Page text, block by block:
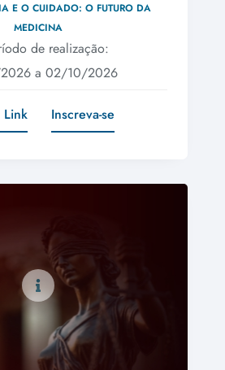
E O CUIDADO: O FUTURO DA
MEDICINA
de realização:
a 02/10/2026
Link Inscreva-se